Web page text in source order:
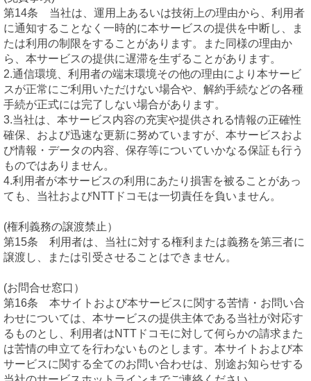
第14条 当社は、運用上あるいは技術上の理由から、利用者
に通知することなく一時的に本サービスの提供を中断し、ま
たは利用の制限をすることがあります。また同様の理由か
ら、本サービスの提供に遅滞を生ずることがあります。
2.通信環境、利用者の端末環境その他の理由により本サービ
スが正常にご利用いただけない場合や、解約手続などの各種
手続が正式には完了しない場合があります。
3.当社は、本サービス内容の充実や提供される情報の正確性
確保、および迅速な更新に努めていますが、本サービスおよ
び情報・データの内容、保存等についていかなる保証も行う
ものではありません。
4.利用者が本サービスの利用にあたり損害を被ることがあっ
ても、当社およびNTTドコモは一切責任を負いません。
(権利義務の譲渡禁止）
第15条 利用者は、当社に対する権利または義務を第三者に
譲渡し、または引受させることはできません。
(お問合せ窓口）
第16条 本サイトおよび本サービスに関する苦情・お問い合
わせについては、本サービスの提供主体である当社が対応す
るものとし、利用者はNTTドコモに対して何らかの請求また
は苦情の申立てを行わないものとします。本サイトおよび本
サービスに関する全てのお問い合わせは、別途お知らせする